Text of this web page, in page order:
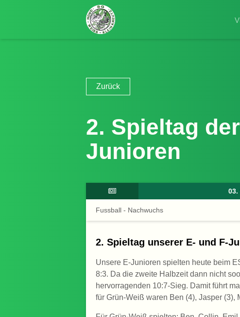
Zurück
2. Spieltag
Junioren
03.
Fussball - Nachwuchs
2. Spieltag unserer E- und F-
Unsere E-Junioren spielten heute beim
8:3. Da die zweite Halbzeit dann nicht
hervorragenden 10:7-Sieg. Damit führt
für Grün-Weiß waren Ben (4), Jasper (3),